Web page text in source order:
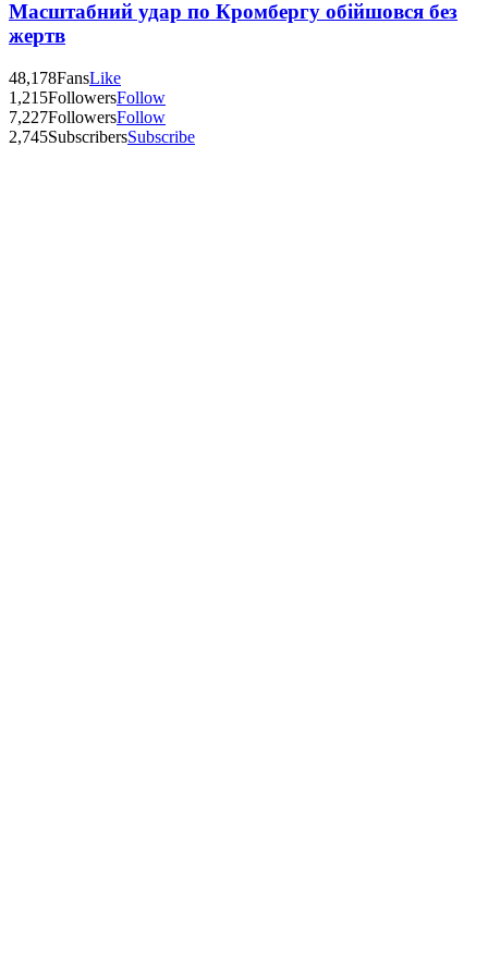
Масштабний удар по Кромбергу обійшовся без
жертв
48,178FansLike
1,215FollowersFollow
7,227FollowersFollow
2,745SubscribersSubscribe